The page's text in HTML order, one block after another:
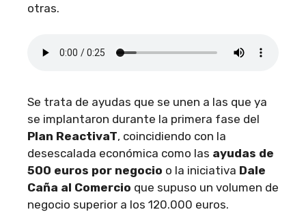
otras.
Se trata de ayudas que se unen a las que ya
se implantaron durante la primera fase del
Plan ReactivaT, coincidiendo con la
desescalada económica como las ayudas de
500 euros por negocio o la iniciativa Dale
Caña al Comercio que supuso un volumen de
negocio superior a los 120.000 euros.